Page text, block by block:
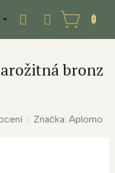
NÁKUPNÍ
KOŠÍK
bronz
Značka: Aplomo